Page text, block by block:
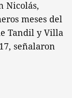
Nicolás,
meses del
Tandil y Villa
señalaron